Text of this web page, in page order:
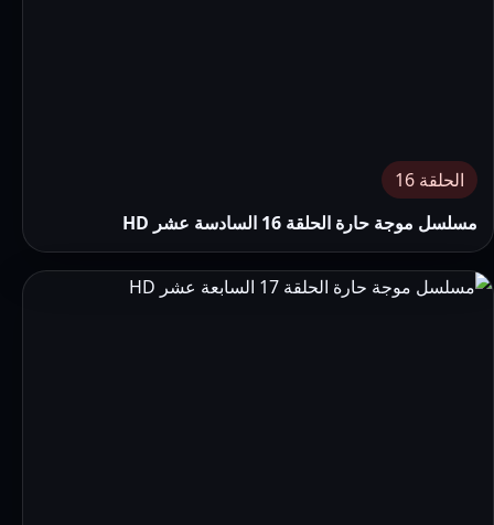
الحلقة 16
مسلسل موجة حارة الحلقة 16 السادسة عشر HD